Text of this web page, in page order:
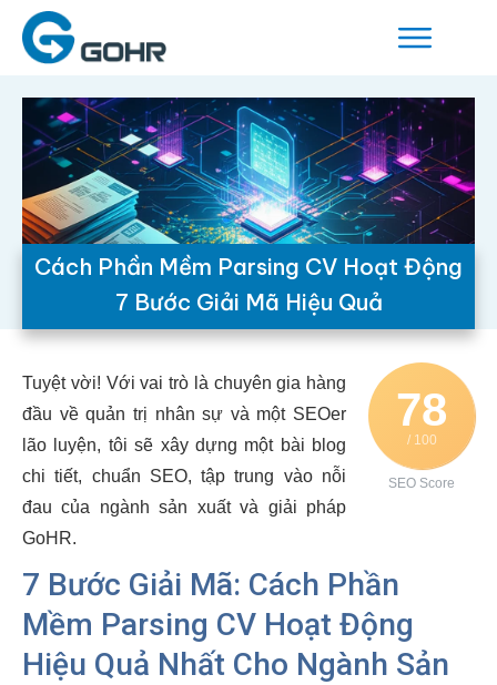
Cách Phần Mềm Parsing CV Hoạt Động
7 Bước Giải Mã Hiệu Quả
78
/ 100
SEO Score
Tuyệt vời! Với vai trò là chuyên gia hàng
đầu về quản trị nhân sự và một SEOer
lão luyện, tôi sẽ xây dựng một bài blog
chi tiết, chuẩn SEO, tập trung vào nỗi
đau của ngành sản xuất và giải pháp
GoHR.
7 Bước Giải Mã: Cách Phần
Mềm Parsing CV Hoạt Động
Hiệu Quả Nhất Cho Ngành Sản